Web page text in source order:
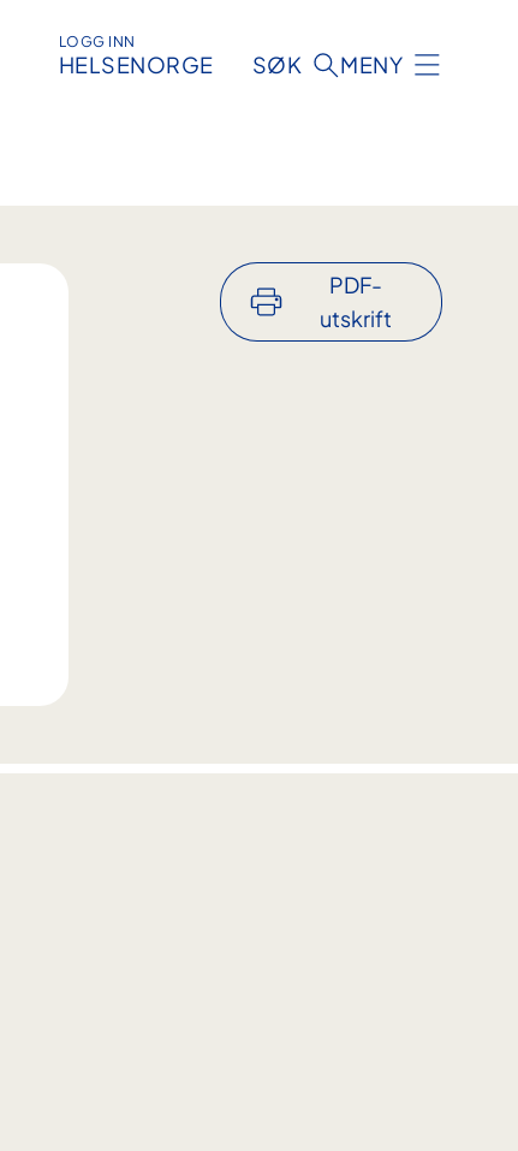
LOGG INN
HELSENORGE SØK MENY
PDF-
utskrift